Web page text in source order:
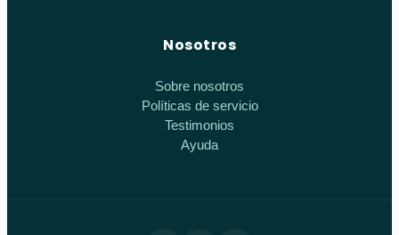
Nosotros
Sobre nosotros
Políticas de servicio
Testimonios
Ayuda